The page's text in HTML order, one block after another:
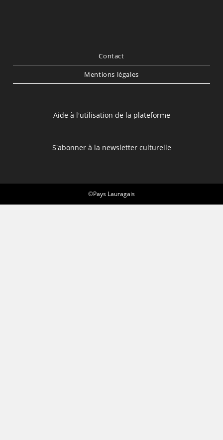
Contact
Mentions légales
Aide à l'utilisation de la plateforme
S'abonner à la newsletter culturelle
©Pays Lauragais